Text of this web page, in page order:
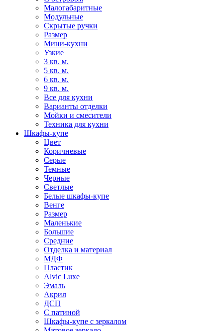
Малогабаритные
Модульные
Скрытые ручки
Размер
Мини-кухни
Узкие
3 кв. м.
5 кв. м.
6 кв. м.
9 кв. м.
Все для кухни
Варианты отделки
Мойки и смесители
Техника для кухни
Шкафы-купе
Цвет
Коричневые
Серые
Темные
Черные
Светлые
Белые шкафы-купе
Венге
Размер
Маленькие
Большие
Средние
Отделка и материал
МДФ
Пластик
Alvic Luxe
Эмаль
Акрил
ДСП
С патиной
Шкафы-купе с зеркалом